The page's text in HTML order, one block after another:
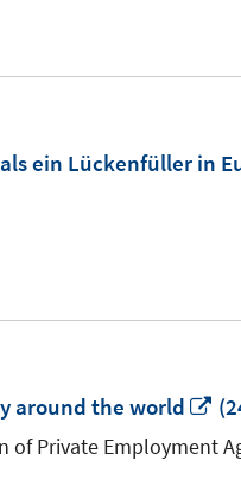
ein Lückenfüller in
around the world
In
Private Employment